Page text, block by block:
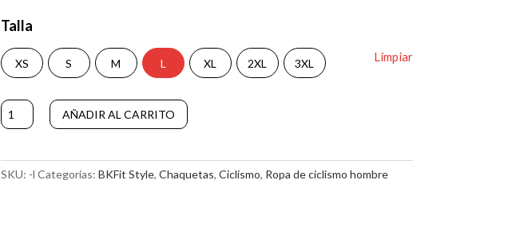
Talla
XS S M L XL 2XL 3XL Limpiar
Chaqueta
TUNGUSKA
AÑADIR AL CARRITO
A
l
e
r
SKU: -l Categorías: BKFit Style, Chaquetas, Ciclismo, Ropa de ciclismo hombre